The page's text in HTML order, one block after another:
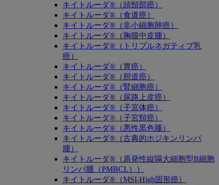
キイトルーダ®（頭頸部癌）
キイトルーダ®（食道癌）
キイトルーダ®（非小細胞肺癌）
キイトルーダ®（胸膜中皮腫）
キイトルーダ®（トリプルネガティブ乳
癌）
キイトルーダ®（胃癌）
キイトルーダ®（胆道癌）
キイトルーダ®（腎細胞癌）
キイトルーダ®（尿路上皮癌）
キイトルーダ®（子宮体癌）
キイトルーダ®（子宮頸癌）
キイトルーダ®（悪性黒色腫）
キイトルーダ®（古典的ホジキンリンパ
腫）
キイトルーダ®（原発性縦隔大細胞型B細胞
リンパ腫（PMBCL））
キイトルーダ®（MSI-High固形癌）